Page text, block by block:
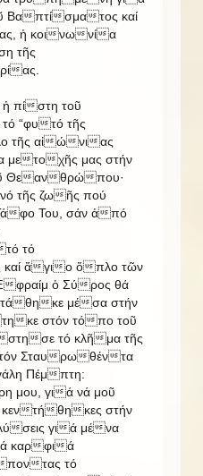
Βαπτίσματος καί
ἡ κοινωνία
τῆς
ας.
πίστη τοῦ
“φυτό τῆς
τῆς αἰώνιας
τοχῆς μας στήν
Θεανθρώπου·
τῆς ζωῆς πού
φο Του, σάν ἀπό
τό
ἅγιο ὅπλο τῶν
φραίμ ὁ Σύρος θά
θηκε μέσα στήν
κε στόν τόπο τοῦ
σε τό κλῆμα τῆς
Σταυρωθέντα
Πέμπτη:
μου, γιά νά μοῦ
τήθηκες στήν
σεις γιά μένα
καρφιά
τας τό